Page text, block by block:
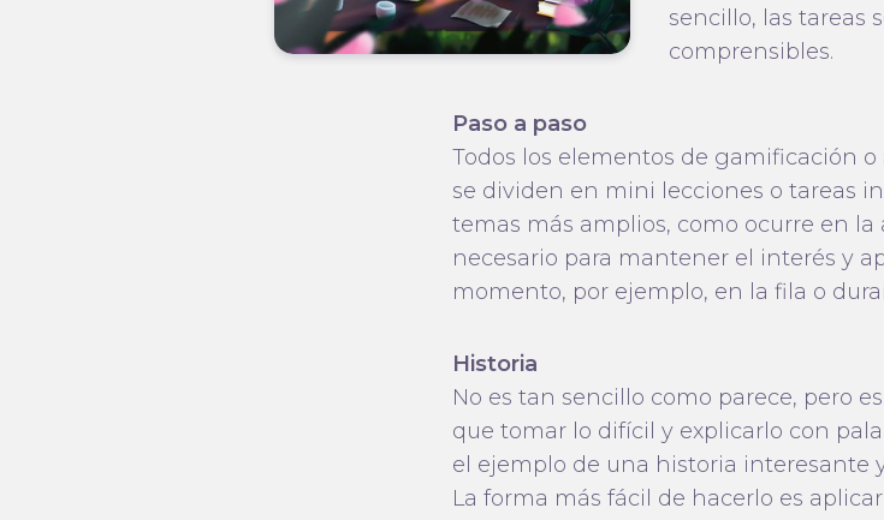
sencillo, las tareas
comprensibles.
Paso a paso
Todos los elementos de gamificación
se dividen en mini lecciones o tareas
temas más amplios, como ocurre en la
necesario para mantener el interés y
momento, por ejemplo, en la fila o
Historia
No es tan sencillo como parece, pero
que tomar lo difícil y explicarlo con
el ejemplo de una historia interesante
La forma más fácil de hacerlo es